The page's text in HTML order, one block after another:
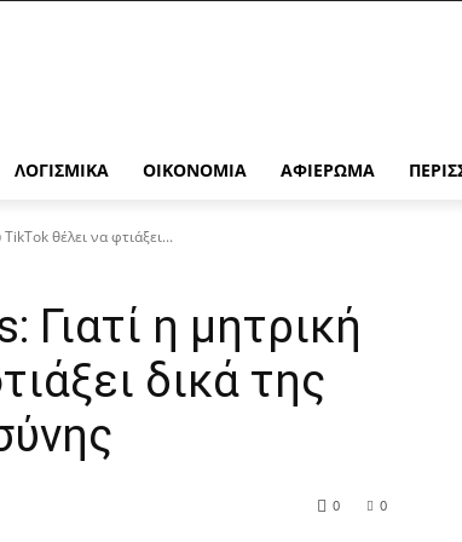
ΛΟΓΙΣΜΙΚΆ ΟΙΚΟΝΟΜΊΑ ΑΦΙΈΡΩΜΑ
θέλει να φτιάξει...
Γιατί η μητρική
δικά της
0
0